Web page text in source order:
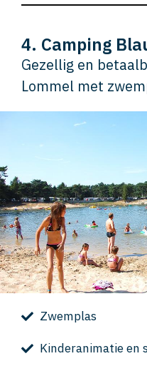
4. Camping
Gezellig en
Lommel met
Zwemplas
Kinderanimatie en